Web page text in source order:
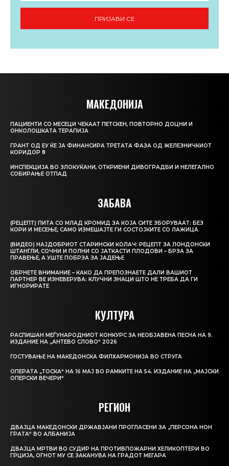
ПРИЈАВИ СЕ
МАКЕДОНИЈА
ПАЦИЕНТИ СО МЕСЕЦИ ЧЕКААТ ПЕТСКЕН, ПОВТОРНО ДОЦНИ И
ОНКОЛОШКАТА ТЕРАПИЈА
ГРАНТ ОД ЕУ ЌЕ ЈА ФИНАНСИРА ТРЕТАТА ФАЗА ОД ЖЕЛЕЗНИЧКИОТ
КОРИДОР 8
ИНСПЕКЦИЈА ВО ЗЛОКУЌАНИ, ОТКРИЕНИ ДИВОГРАДБИ И НЕЛЕГАЛНО
СОБИРАЊЕ ОТПАД
ЗАБАВА
(РЕЦЕПТ) ПИТА СО МЛАД КРОМИД ЗА КОЈА СИТЕ ЗБОРУВААТ: БЕЗ
КОРИ И МЕСЕЊЕ, САМО ИЗМЕШАЈТЕ ГИ СОСТОЈКИТЕ СО ЛАЖИЦА
(ВИДЕО) НАЈДОБРИОТ СТАРИНСКИ КОЛАЧ: РЕЦЕПТ ЗА ЛОНДОНСКИ
ШТАНГЛИ, СОЧНИ И ПОЛНИ СО ЈАТКАСТИ ПЛОДОВИ – БРЗА ЗА
ПРАВЕЊЕ, А УШТЕ ПОБРЗА ЗА ЈАДЕЊЕ
ОБРНЕТЕ ВНИМАНИЕ – КАКО ДА ПРЕПОЗНАЕТЕ ДАЛИ ВАШИОТ
ПАРТНЕР ВЕ ИЗНЕВЕРУВА: КЛУЧНИ ЗНАЦИ ШТО НЕ ТРЕБА ДА ГИ
ИГНОРИРАТЕ
КУЛТУРА
РАСПИШАН МЕЃУНАРОДНИОТ КОНКУРС ЗА НЕОБЈАВЕНА ПЕСНА НА 9.
ИЗДАНИЕ НА „АНТЕВО СЛОВО“ 2026
ГОСТУВАЊЕ НА МАКЕДОНСКА ФИЛХАРМОНИЈА ВО СТРУГА
ОПЕРАТА „ТОСКА“ НА 16 МАЈ ВО РАМКИТЕ НА 54. ИЗДАНИЕ НА „МАЈСКИ
ОПЕРСКИ ВЕЧЕРИ“
РЕГИОН
ДВАЈЦА МАКЕДОНСКИ ДРЖАВЈАНИ ПРОГЛАСЕНИ ЗА „ПЕРСОНА НОН
ГРАТА“ ВО АЛБАНИЈА
ДВАЈЦА МРТВИ ВО СУДИР НА ПРОТИВПОЖАРНИ ХЕЛИКОПТЕРИ ВО
ГРЦИЈА, ОГНОТ МУ СЕ ЗАКАНУВА НА ГРАДОТ МЕГАРА